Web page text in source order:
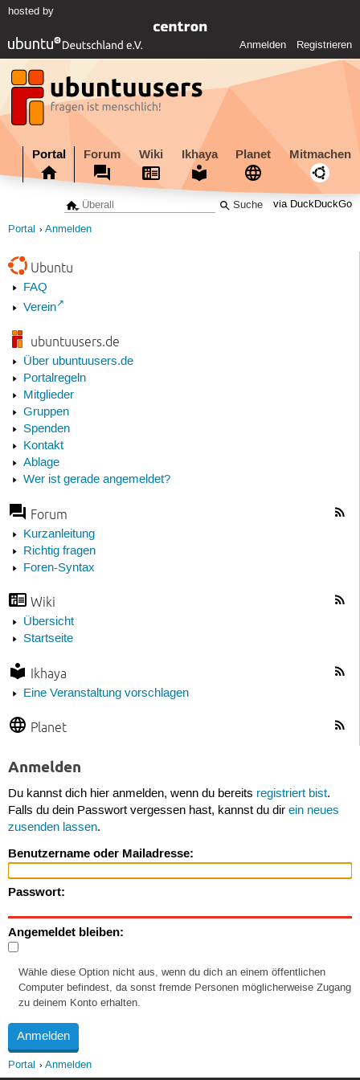
hosted by
Anmelden Registrieren
Portal Forum Wiki Ikhaya Planet Mitmachen
via DuckDuckGo
Portal Anmelden
Ubuntu
FAQ
Verein
ubuntuusers.de
Über ubuntuusers.de
Portalregeln
Mitglieder
Gruppen
Spenden
Kontakt
Ablage
Wer ist gerade angemeldet?
Forum
Kurzanleitung
Richtig fragen
Foren-Syntax
Wiki
Übersicht
Startseite
Ikhaya
Eine Veranstaltung vorschlagen
Planet
Anmelden
Du kannst dich hier anmelden, wenn du bereits registriert bist.
Falls du dein Passwort vergessen hast, kannst du dir ein neues
zusenden lassen.
Benutzername oder Mailadresse:
Passwort:
Angemeldet bleiben:
Wähle diese Option nicht aus, wenn du dich an einem öffentlichen
Computer befindest, da sonst fremde Personen möglicherweise Zugang
zu deinem Konto erhalten.
Portal Anmelden